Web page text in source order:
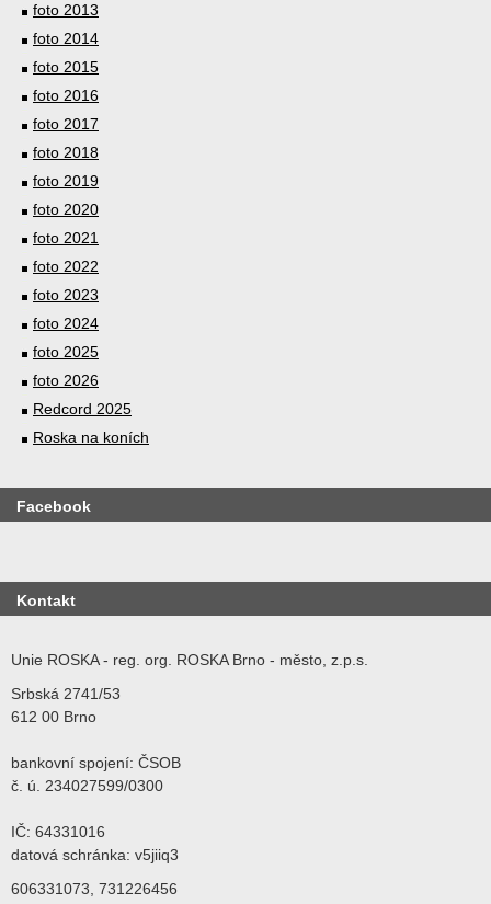
foto 2013
foto 2014
foto 2015
foto 2016
foto 2017
foto 2018
foto 2019
foto 2020
foto 2021
foto 2022
foto 2023
foto 2024
foto 2025
foto 2026
Redcord 2025
Roska na koních
Facebook
Kontakt
Unie ROSKA - reg. org. ROSKA Brno - město, z.p.s.
Srbská 2741/53
612 00 Brno
bankovní spojení: ČSOB
č. ú. 234027599/0300
IČ: 64331016
datová schránka: v5jiiq3
606331073, 731226456